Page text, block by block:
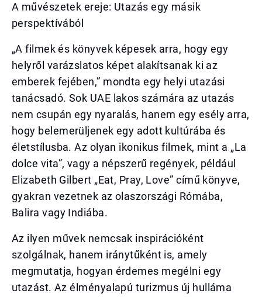
A művészetek ereje: Utazás egy másik
perspektívából
„A filmek és könyvek képesek arra, hogy egy
helyről varázslatos képet alakítsanak ki az
emberek fejében,” mondta egy helyi utazási
tanácsadó. Sok UAE lakos számára az utazás
nem csupán egy nyaralás, hanem egy esély arra,
hogy belemerüljenek egy adott kultúrába és
életstílusba. Az olyan ikonikus filmek, mint a „La
dolce vita”, vagy a népszerű regények, például
Elizabeth Gilbert „Eat, Pray, Love” című könyve,
gyakran vezetnek az olaszországi Rómába,
Balira vagy Indiába.
Az ilyen művek nemcsak inspirációként
szolgálnak, hanem iránytűként is, amely
megmutatja, hogyan érdemes megélni egy
utazást. Az élményalapú turizmus új hulláma